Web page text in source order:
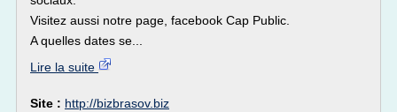
Visitez aussi notre page, facebook Cap Public.
A quelles dates se...
Lire la suite
Site : http://bizbrasov.biz